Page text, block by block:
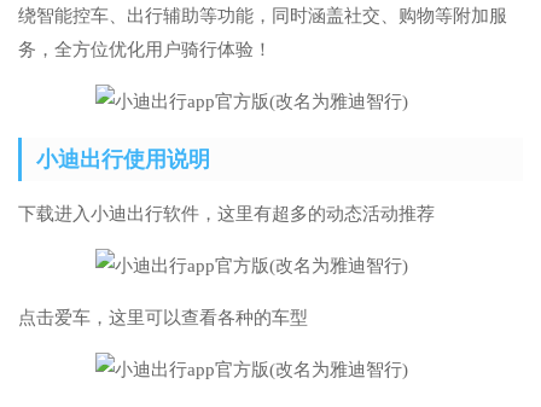
绕智能控车、出行辅助等功能，同时涵盖社交、购物等附加服
务，全方位优化用户骑行体验！
小迪出行使用说明
下载进入小迪出行软件，这里有超多的动态活动推荐
点击爱车，这里可以查看各种的车型